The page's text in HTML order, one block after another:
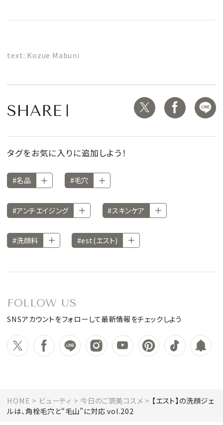
text: Kozue Mabuni
SHARE
タグをお気に入りに追加しよう！
#名品 #毛穴
#アンチエイジング #スキンケア
#洗顔料 #est(エスト)
FOLLOW US
SNSアカウントをフォローして最新情報をチェックしよう
HOME ビューティ 今日のご褒美コスメ
【エスト】の洗顔ジェ
ルは、角栓毛穴と“毛山”に対応 vol.202